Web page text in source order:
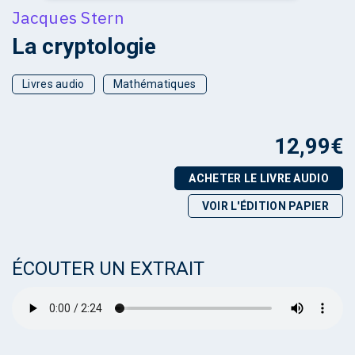
Jacques Stern
La cryptologie
Livres audio Mathématiques
12,99€
ACHETER LE LIVRE AUDIO
VOIR L'ÉDITION PAPIER
ÉCOUTER UN EXTRAIT